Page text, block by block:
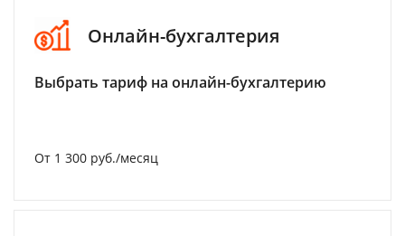
Онлайн-бухгалтерия
Выбрать тариф на онлайн-бухгалтерию
От 1 300 руб./месяц